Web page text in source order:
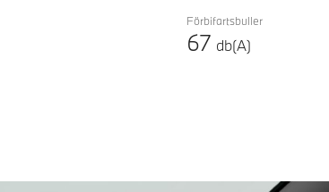
Förbifartsbuller
67 db(A)